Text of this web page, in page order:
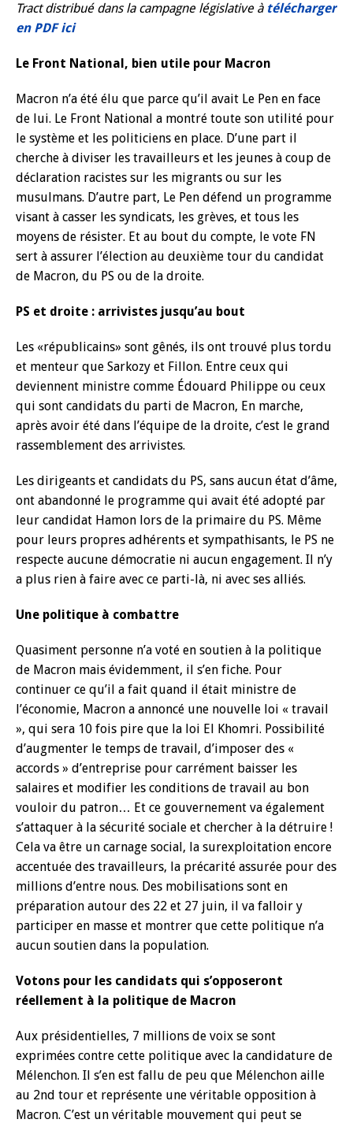
Tract distribué dans la campagne législative à télécharger
en PDF ici
Le Front National, bien utile pour Macron
Macron n’a été élu que parce qu’il avait Le Pen en face
de lui. Le Front National a montré toute son utilité pour
le système et les politiciens en place. D’une part il
cherche à diviser les travailleurs et les jeunes à coup de
déclaration racistes sur les migrants ou sur les
musulmans. D’autre part, Le Pen défend un programme
visant à casser les syndicats, les grèves, et tous les
moyens de résister. Et au bout du compte, le vote FN
sert à assurer l’élection au deuxième tour du candidat
de Macron, du PS ou de la droite.
PS et droite : arrivistes jusqu’au bout
Les «républicains» sont gênés, ils ont trouvé plus tordu
et menteur que Sarkozy et Fillon. Entre ceux qui
deviennent ministre comme Édouard Philippe ou ceux
qui sont candidats du parti de Macron, En marche,
après avoir été dans l’équipe de la droite, c’est le grand
rassemblement des arrivistes.
Les dirigeants et candidats du PS, sans aucun état d’âme,
ont abandonné le programme qui avait été adopté par
leur candidat Hamon lors de la primaire du PS. Même
pour leurs propres adhérents et sympathisants, le PS ne
respecte aucune démocratie ni aucun engagement. Il n’y
a plus rien à faire avec ce parti-là, ni avec ses alliés.
Une politique à combattre
Quasiment personne n’a voté en soutien à la politique
de Macron mais évidemment, il s’en fiche. Pour
continuer ce qu’il a fait quand il était ministre de
l’économie, Macron a annoncé une nouvelle loi « travail
», qui sera 10 fois pire que la loi El Khomri. Possibilité
d’augmenter le temps de travail, d’imposer des «
accords » d’entreprise pour carrément baisser les
salaires et modifier les conditions de travail au bon
vouloir du patron… Et ce gouvernement va également
s’attaquer à la sécurité sociale et chercher à la détruire !
Cela va être un carnage social, la surexploitation encore
accentuée des travailleurs, la précarité assurée pour des
millions d’entre nous. Des mobilisations sont en
préparation autour des 22 et 27 juin, il va falloir y
participer en masse et montrer que cette politique n’a
aucun soutien dans la population.
Votons pour les candidats qui s’opposeront
réellement à la politique de Macron
Aux présidentielles, 7 millions de voix se sont
exprimées contre cette politique avec la candidature de
Mélenchon. Il s’en est fallu de peu que Mélenchon aille
au 2nd tour et représente une véritable opposition à
Macron. C’est un véritable mouvement qui peut se